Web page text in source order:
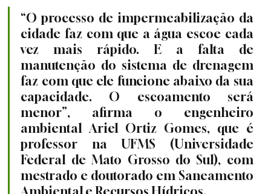
“O processo de impermeabilização da
cidade faz com que a água escoe cada
vez mais rápido. E a falta de
manutenção do sistema de drenagem
faz com que ele funcione abaixo da sua
capacidade. O escoamento será
menor”, afirma o engenheiro
ambiental Ariel Ortiz Gomes, que é
professor na UFMS (Universidade
Federal de Mato Grosso do Sul), com
mestrado e doutorado em Saneamento